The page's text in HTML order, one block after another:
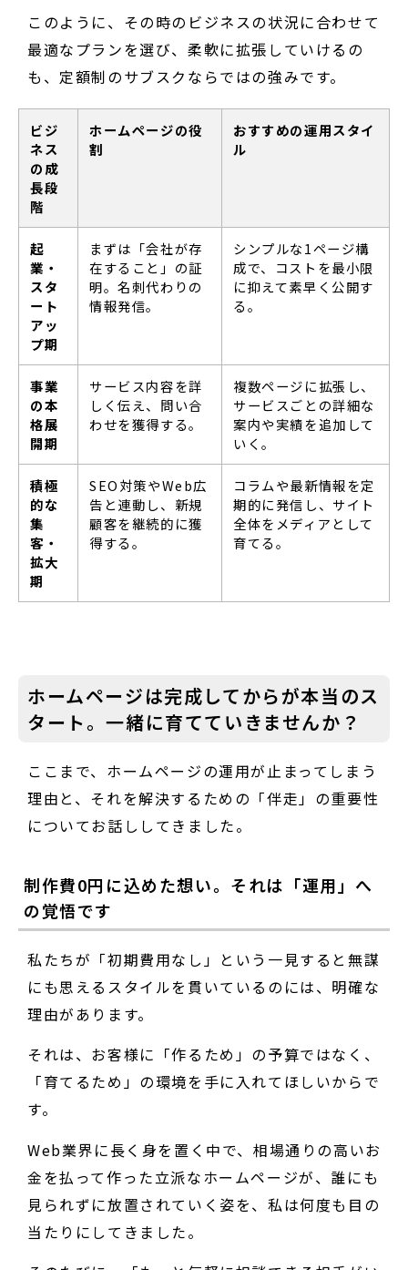
このように、その時のビジネスの状況に合わせて
最適なプランを選び、柔軟に拡張していけるの
も、定額制のサブスクならではの強みです。
ビジ
ネス
の成
長段
階
ホームページの役
割
おすすめの運用スタイ
ル
起
業・
スタ
ート
アッ
プ期
まずは「会社が存
在すること」の証
明。名刺代わりの
情報発信。
シンプルな1ページ構
成で、コストを最小限
に抑えて素早く公開す
る。
事業
の本
格展
開期
サービス内容を詳
しく伝え、問い合
わせを獲得する。
複数ページに拡張し、
サービスごとの詳細な
案内や実績を追加して
いく。
積極
的な
集
客・
拡大
期
SEO対策やWeb広
告と連動し、新規
顧客を継続的に獲
得する。
コラムや最新情報を定
期的に発信し、サイト
全体をメディアとして
育てる。
ホームページは完成してからが本当のス
タート。一緒に育てていきませんか？
ここまで、ホームページの運用が止まってしまう
理由と、それを解決するための「伴走」の重要性
についてお話ししてきました。
制作費0円に込めた想い。それは「運用」へ
の覚悟です
私たちが「初期費用なし」という一見すると無謀
にも思えるスタイルを貫いているのには、明確な
理由があります。
それは、お客様に「作るため」の予算ではなく、
「育てるため」の環境を手に入れてほしいからで
す。
Web業界に長く身を置く中で、相場通りの高いお
金を払って作った立派なホームページが、誰にも
見られずに放置されていく姿を、私は何度も目の
当たりにしてきました。